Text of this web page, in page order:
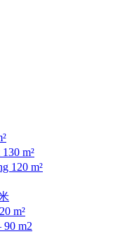
m²
120 m²
m²
90 m2